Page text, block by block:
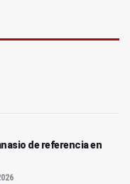
de referencia en